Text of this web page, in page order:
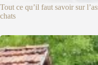
Tout ce qu’il faut savoir sur
chats